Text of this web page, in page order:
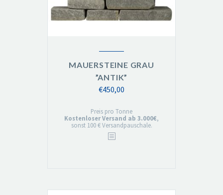
MAUERSTEINE GRAU
”ANTIK”
€450,00
Preis pro Tonne
Kostenloser Versand ab 3.000€,
sonst 100 € Versandpauschale.